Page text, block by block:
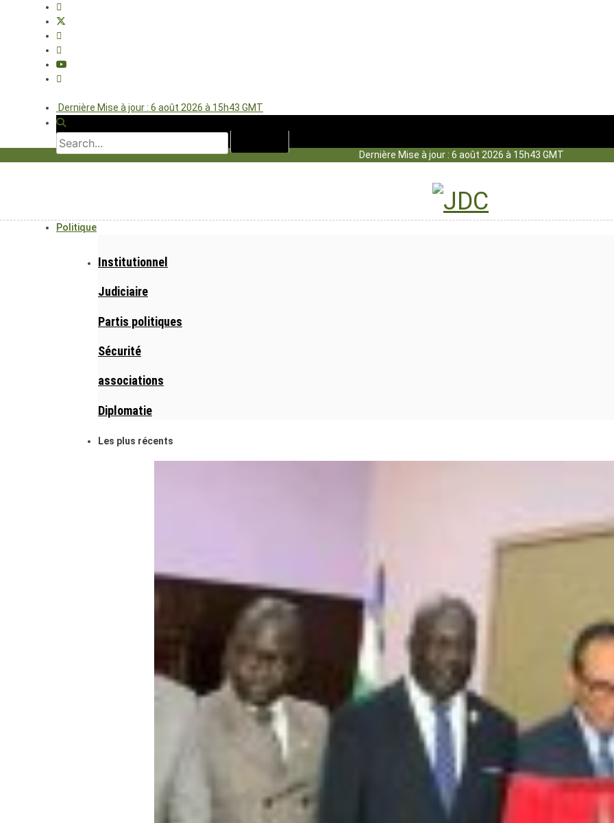
Dernière Mise à jour : 6 août 2026 à 15h43 GMT
Dernière Mise à jour : 6 août 2026 à 15h43 GMT
Politique
Institutionnel
Judiciaire
Partis politiques
Sécurité
associations
Diplomatie
Les plus récents